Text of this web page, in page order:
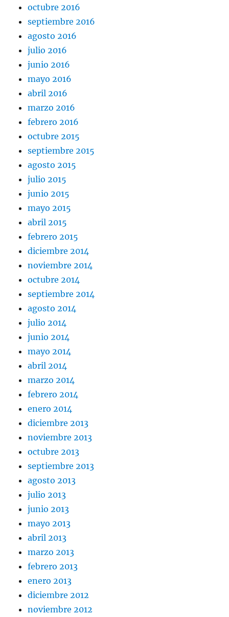
octubre 2016
septiembre 2016
agosto 2016
julio 2016
junio 2016
mayo 2016
abril 2016
marzo 2016
febrero 2016
octubre 2015
septiembre 2015
agosto 2015
julio 2015
junio 2015
mayo 2015
abril 2015
febrero 2015
diciembre 2014
noviembre 2014
octubre 2014
septiembre 2014
agosto 2014
julio 2014
junio 2014
mayo 2014
abril 2014
marzo 2014
febrero 2014
enero 2014
diciembre 2013
noviembre 2013
octubre 2013
septiembre 2013
agosto 2013
julio 2013
junio 2013
mayo 2013
abril 2013
marzo 2013
febrero 2013
enero 2013
diciembre 2012
noviembre 2012